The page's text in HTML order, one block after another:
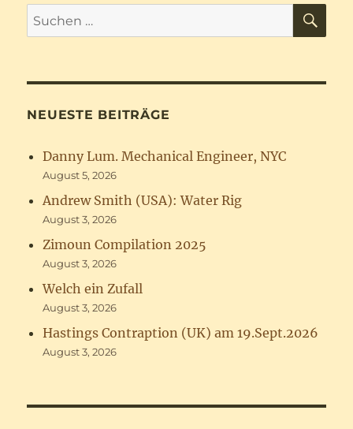
Suchen
nach:
NEUESTE BEITRÄGE
Danny Lum. Mechanical Engineer, NYC
August 5, 2026
Andrew Smith (USA): Water Rig
August 3, 2026
Zimoun Compilation 2025
August 3, 2026
Welch ein Zufall
August 3, 2026
Hastings Contraption (UK) am 19.Sept.2026
August 3, 2026